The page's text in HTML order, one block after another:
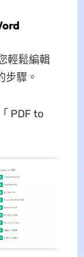
輕鬆編輯
步驟。
PDF to